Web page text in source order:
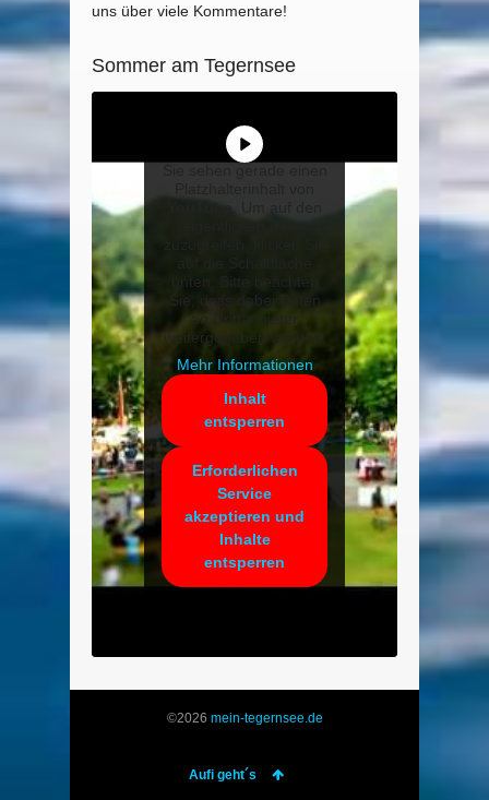
uns über viele Kommentare!
Sommer am Tegernsee
YouTube
unten. Bitte beachten
Sie, dass dabei Daten
an Drittanbieter
weitergegeben werden.
Mehr Informationen
Inhalt
entsperren
Erforderlichen
Service
akzeptieren und
Inhalte
entsperren
©2026 mein-tegernsee.de
Aufi geht´s